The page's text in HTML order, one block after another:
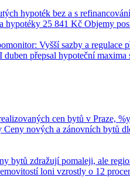
hypoték bez a s
hypotéky 25 841 Kč Objemy
Vyšší sazby a regulace
přepsal hypoteční maxima
cen bytů v Praze,
Ceny nových a zánovních bytů
bytů zdražují pomaleji, ale
loni vzrostly o 12